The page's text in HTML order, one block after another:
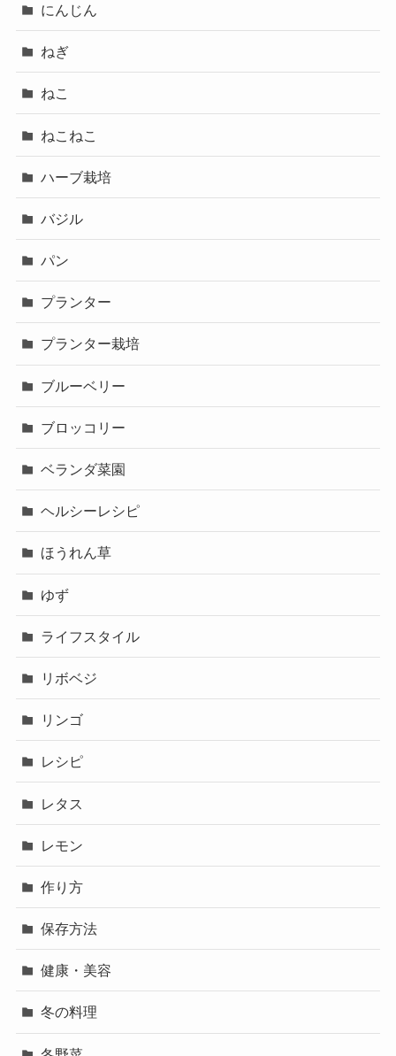
にんじん
ねぎ
ねこ
ねこねこ
ハーブ栽培
バジル
パン
プランター
プランター栽培
ブルーベリー
ブロッコリー
ベランダ菜園
ヘルシーレシピ
ほうれん草
ゆず
ライフスタイル
リボベジ
リンゴ
レシピ
レタス
レモン
作り方
保存方法
健康・美容
冬の料理